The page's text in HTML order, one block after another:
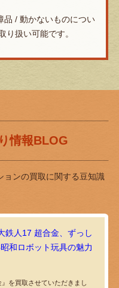
品 / 動かないものについ
り扱い可能です。
情報BLOG
ョンの買取に関する豆知識
鉄人17 超合金、ずっし
和ロボット玩具の魅力
を買取させていただきまし